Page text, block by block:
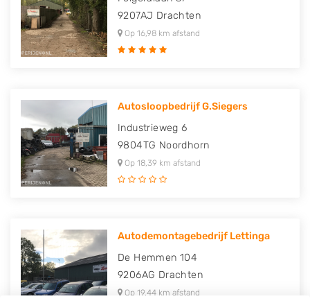
9207AJ Drachten
Op 16,98 km afstand
Autosloopbedrijf G.Siegers
Industrieweg 6
9804TG Noordhorn
Op 18,39 km afstand
Autodemontagebedrijf Lettinga
De Hemmen 104
9206AG Drachten
Op 19,44 km afstand